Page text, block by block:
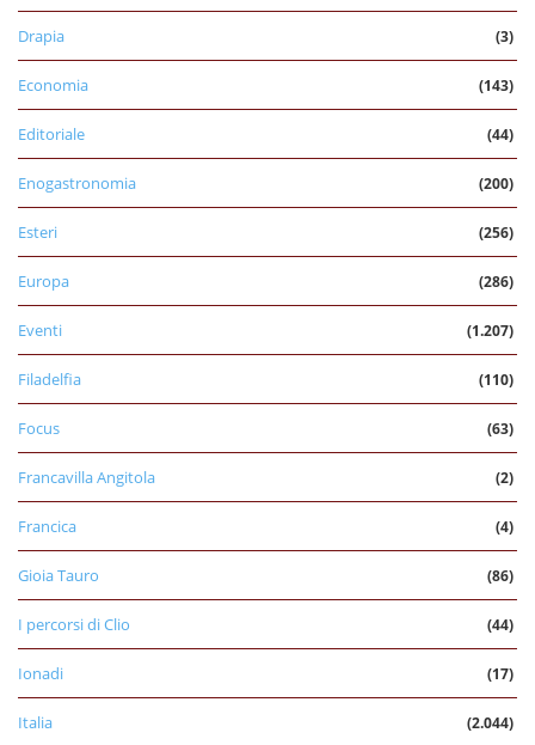
Drapia (3)
Economia (143)
Editoriale (44)
Enogastronomia (200)
Esteri (256)
Europa (286)
Eventi (1.207)
Filadelfia (110)
Focus (63)
Francavilla Angitola (2)
Francica (4)
Gioia Tauro (86)
I percorsi di Clio (44)
Ionadi (17)
Italia (2.044)